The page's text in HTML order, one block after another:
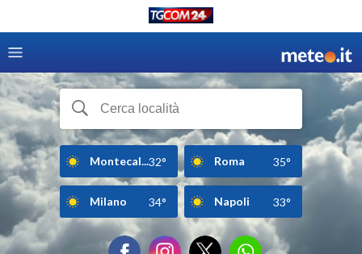
Montecal...32° Roma 35°
Milano 34° Napoli 33°